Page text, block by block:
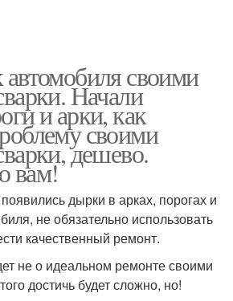
своими
Начали
и арки, как
своими
дешево.
вам!
дырки в арках, порогах и
не обязательно использовать
качественный ремонт.
не о идеальном ремонте своими
достичь будет сложно, но!